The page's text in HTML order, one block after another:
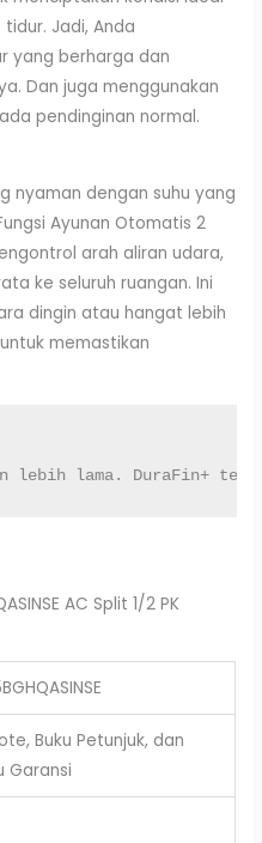
Jadi, Anda
yang berharga dan
Dan juga menggunakan
pendinginan normal.
nyaman dengan suhu yang
Ayunan Otomatis 2
arah aliran udara,
ke seluruh ruangan. Ini
dingin atau hangat lebih
memastikan
lebih lama. DuraFin+
AC Split 1/2 PK
Buku Petunjuk, dan
Garansi